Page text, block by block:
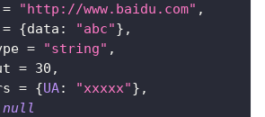
= "http://www.baidu.com" ,
= {data : "abc"} ,
= "string" ,
= 30 ,
= {UA: "xxxxx"} ,
null